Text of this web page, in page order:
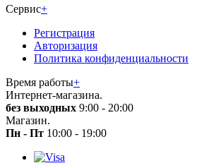
Сервис+
Регистрация
Авторизация
Политика конфиденциальности
Время работы+
Интернет-магазина.
без выходных 9:00 - 20:00
Магазин.
Пн - Пт 10:00 - 19:00